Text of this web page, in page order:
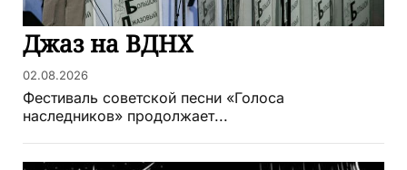
Джаз на ВДНХ
02.08.2026
Фестиваль советской песни «Голоса
наследников» продолжает...